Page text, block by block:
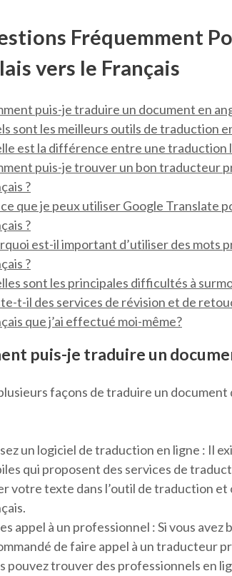
Fréquemment
vers le Français
puis-je traduire un document en
sont les meilleurs outils de traduction
est la différence entre une
puis-je trouver un bon traducteur
?
que je peux utiliser Google Translate
?
est-il important d’utiliser des mots
?
sont les principales difficultés à
t-il des services de révision et de
que j’ai effectué moi-même?
puis-je traduire un
façons de traduire un document
un logiciel de traduction en ligne : Il
qui proposent des services de
votre texte dans l’outil de traduction
appel à un professionnel : Si vous
de faire appel à un traducteur
pouvez trouver des professionnels en